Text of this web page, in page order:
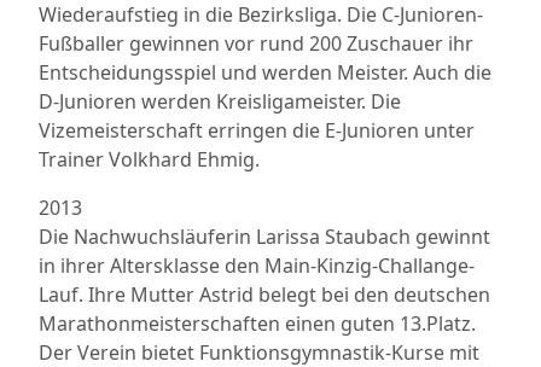
Wiederaufstieg in die Bezirksliga. Die C-Junioren-
Fußballer gewinnen vor rund 200 Zuschauer ihr
Entscheidungsspiel und werden Meister. Auch die
D-Junioren werden Kreisligameister. Die
Vizemeisterschaft erringen die E-Junioren unter
Trainer Volkhard Ehmig.
2013
Die Nachwuchsläuferin Larissa Staubach gewinnt
in ihrer Altersklasse den Main-Kinzig-Challange-
Lauf. Ihre Mutter Astrid belegt bei den deutschen
Marathonmeisterschaften einen guten 13.Platz.
Der Verein bietet Funktionsgymnastik-Kurse mit